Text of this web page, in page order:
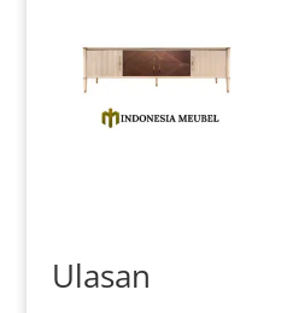
Ulasan